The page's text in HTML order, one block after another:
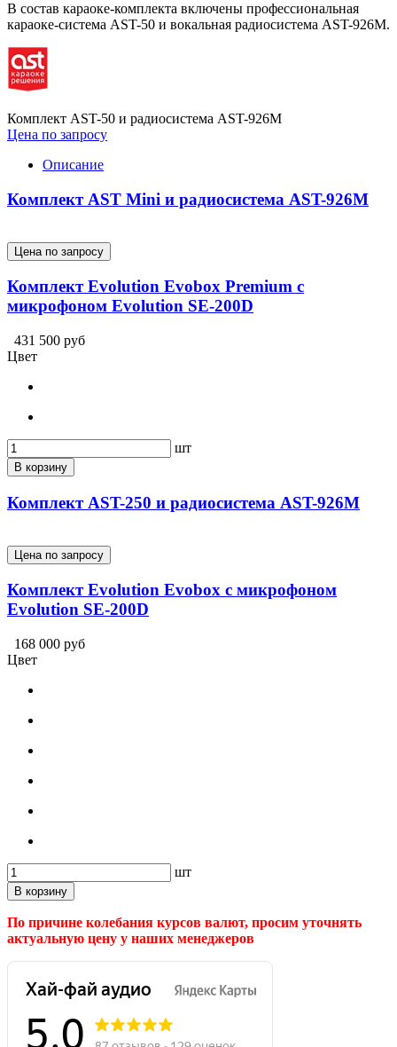
В состав караоке-комплекта включены профессиональная
караоке-система AST-50 и вокальная радиосистема AST-926M.
Комплект AST-50 и радиосистема AST-926M
Цена по запросу
Описание
Комплект AST Mini и радиосистема AST-926M
Цена по запросу
Комплект Evolution Evobox Premium с
микрофоном Evolution SE-200D
431 500 руб
Цвет
шт
В корзину
Комплект AST-250 и радиосистема AST-926M
Цена по запросу
Комплект Evolution Evobox с микрофоном
Evolution SE-200D
168 000 руб
Цвет
шт
В корзину
По причине колебания курсов валют, просим уточнять
актуальную цену у наших менеджеров